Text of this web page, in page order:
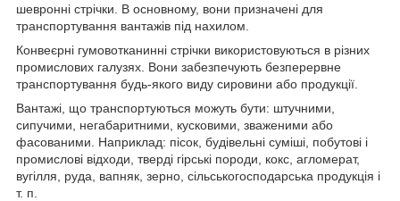
шевронні стрічки. В основному, вони призначені для
транспортування вантажів під нахилом.
Конвеєрні гумовотканинні стрічки використовуються в різних
промислових галузях. Вони забезпечують безперервне
транспортування будь-якого виду сировини або продукції.
Вантажі, що транспортуються можуть бути: штучними,
сипучими, негабаритними, кусковими, зваженими або
фасованими. Наприклад: пісок, будівельні суміші, побутові і
промислові відходи, тверді гірські породи, кокс, агломерат,
вугілля, руда, вапняк, зерно, сільськогосподарська продукція і
т. п.